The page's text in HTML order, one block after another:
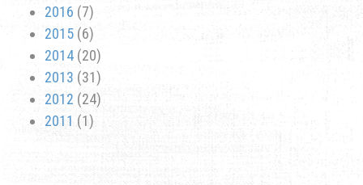
2016 (7)
2015 (6)
2014 (20)
2013 (31)
2012 (24)
2011 (1)